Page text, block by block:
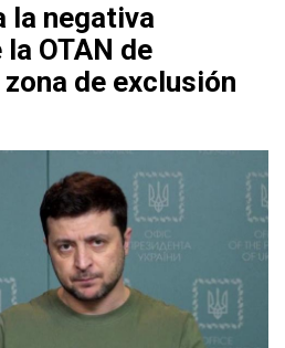
la negativa
OTAN de
de exclusión